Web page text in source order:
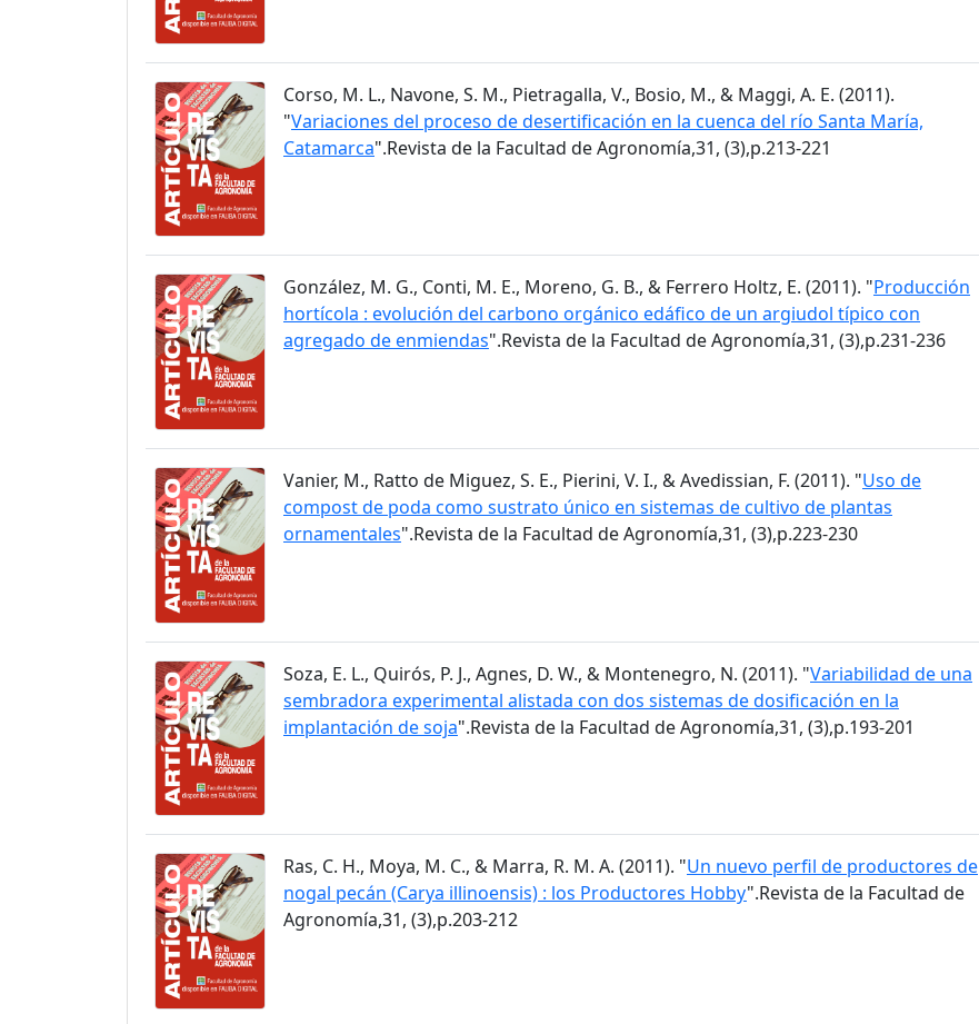
Corso, M. L., Navone, S. M., Pietragalla, V., Bosio, M., & Maggi, A. E. (2011).
"Variaciones del proceso de desertificación en la cuenca del río Santa María,
Catamarca".Revista de la Facultad de Agronomía,31, (3),p.213-221
González, M. G., Conti, M. E., Moreno, G. B., & Ferrero Holtz, E. (2011). "Producción
hortícola : evolución del carbono orgánico edáfico de un argiudol típico con
agregado de enmiendas".Revista de la Facultad de Agronomía,31, (3),p.231-236
Vanier, M., Ratto de Miguez, S. E., Pierini, V. I., & Avedissian, F. (2011). "Uso de
compost de poda como sustrato único en sistemas de cultivo de plantas
ornamentales".Revista de la Facultad de Agronomía,31, (3),p.223-230
Soza, E. L., Quirós, P. J., Agnes, D. W., & Montenegro, N. (2011). "Variabilidad de una
sembradora experimental alistada con dos sistemas de dosificación en la
implantación de soja".Revista de la Facultad de Agronomía,31, (3),p.193-201
Ras, C. H., Moya, M. C., & Marra, R. M. A. (2011). "Un nuevo perfil de productores de
nogal pecán (Carya illinoensis) : los Productores Hobby".Revista de la Facultad de
Agronomía,31, (3),p.203-212